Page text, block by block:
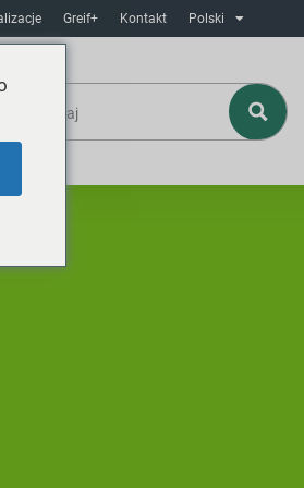
Greif+ Kontakt Polski